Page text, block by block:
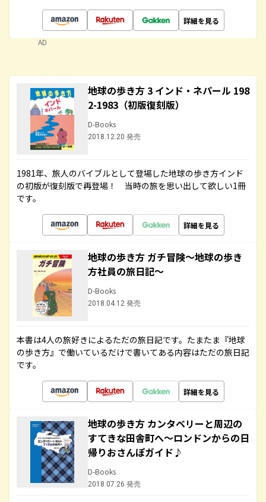
詳細を見る
AD
地球の歩き方 3 インド・ネパール 198
2-1983（初版復刻版）
D-Books
2018.12.20 発売
1981年、旅人のバイブルとして登場した地球の歩き方インド
の初版が復刻版で再登場！ 当時の旅を思い出して欲しい1冊
です。
詳細を見る
地球の歩き方 ガチ冒険～地球の歩き
方社員の旅日記～
D-Books
2018.04.12 発売
本書は4人の旅好きによるただの旅日記です。たまたま『地球
の歩き方』で働いているだけで書いてある内容はただの旅日記
です。
詳細を見る
地球の歩き方 カンタベリーと周辺の
すてきな田舎町へ～ロンドンからの日
帰りおさんぽガイド♪
D-Books
2018.07.26 発売